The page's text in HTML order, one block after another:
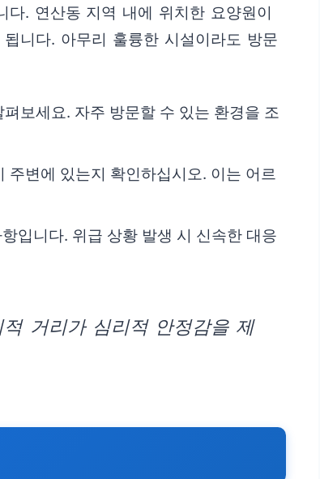
. 연산동 지역 내에 위치한 요양원이
니다. 아무리 훌륭한 시설이라도 방문
보세요. 자주 방문할 수 있는 환경을 조
변에 있는지 확인하십시오. 이는 어르
입니다. 위급 상황 발생 시 신속한 대응
거리가 심리적 안정감을 제